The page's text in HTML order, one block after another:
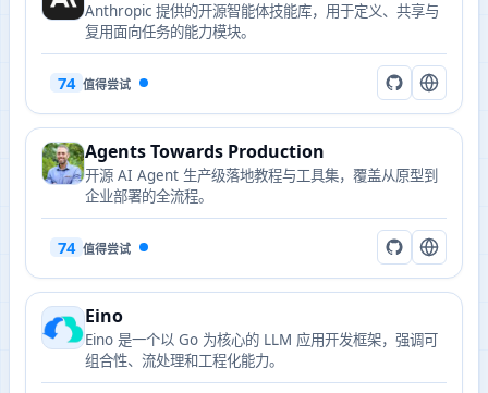
Anthropic 提供的开源智能体技能库，用于定义、共享与
复用面向任务的能力模块。
74 值得尝试
Agents Towards Production
开源 AI Agent 生产级落地教程与工具集，覆盖从原型到
企业部署的全流程。
74 值得尝试
Eino
Eino 是一个以 Go 为核心的 LLM 应用开发框架，强调可
组合性、流处理和工程化能力。